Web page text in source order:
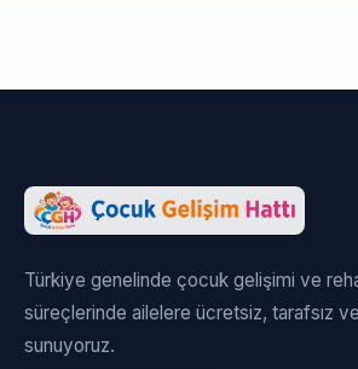
Türkiye genelinde çocuk gelişimi ve
süreçlerinde ailelere ücretsiz, tarafsız
sunuyoruz.